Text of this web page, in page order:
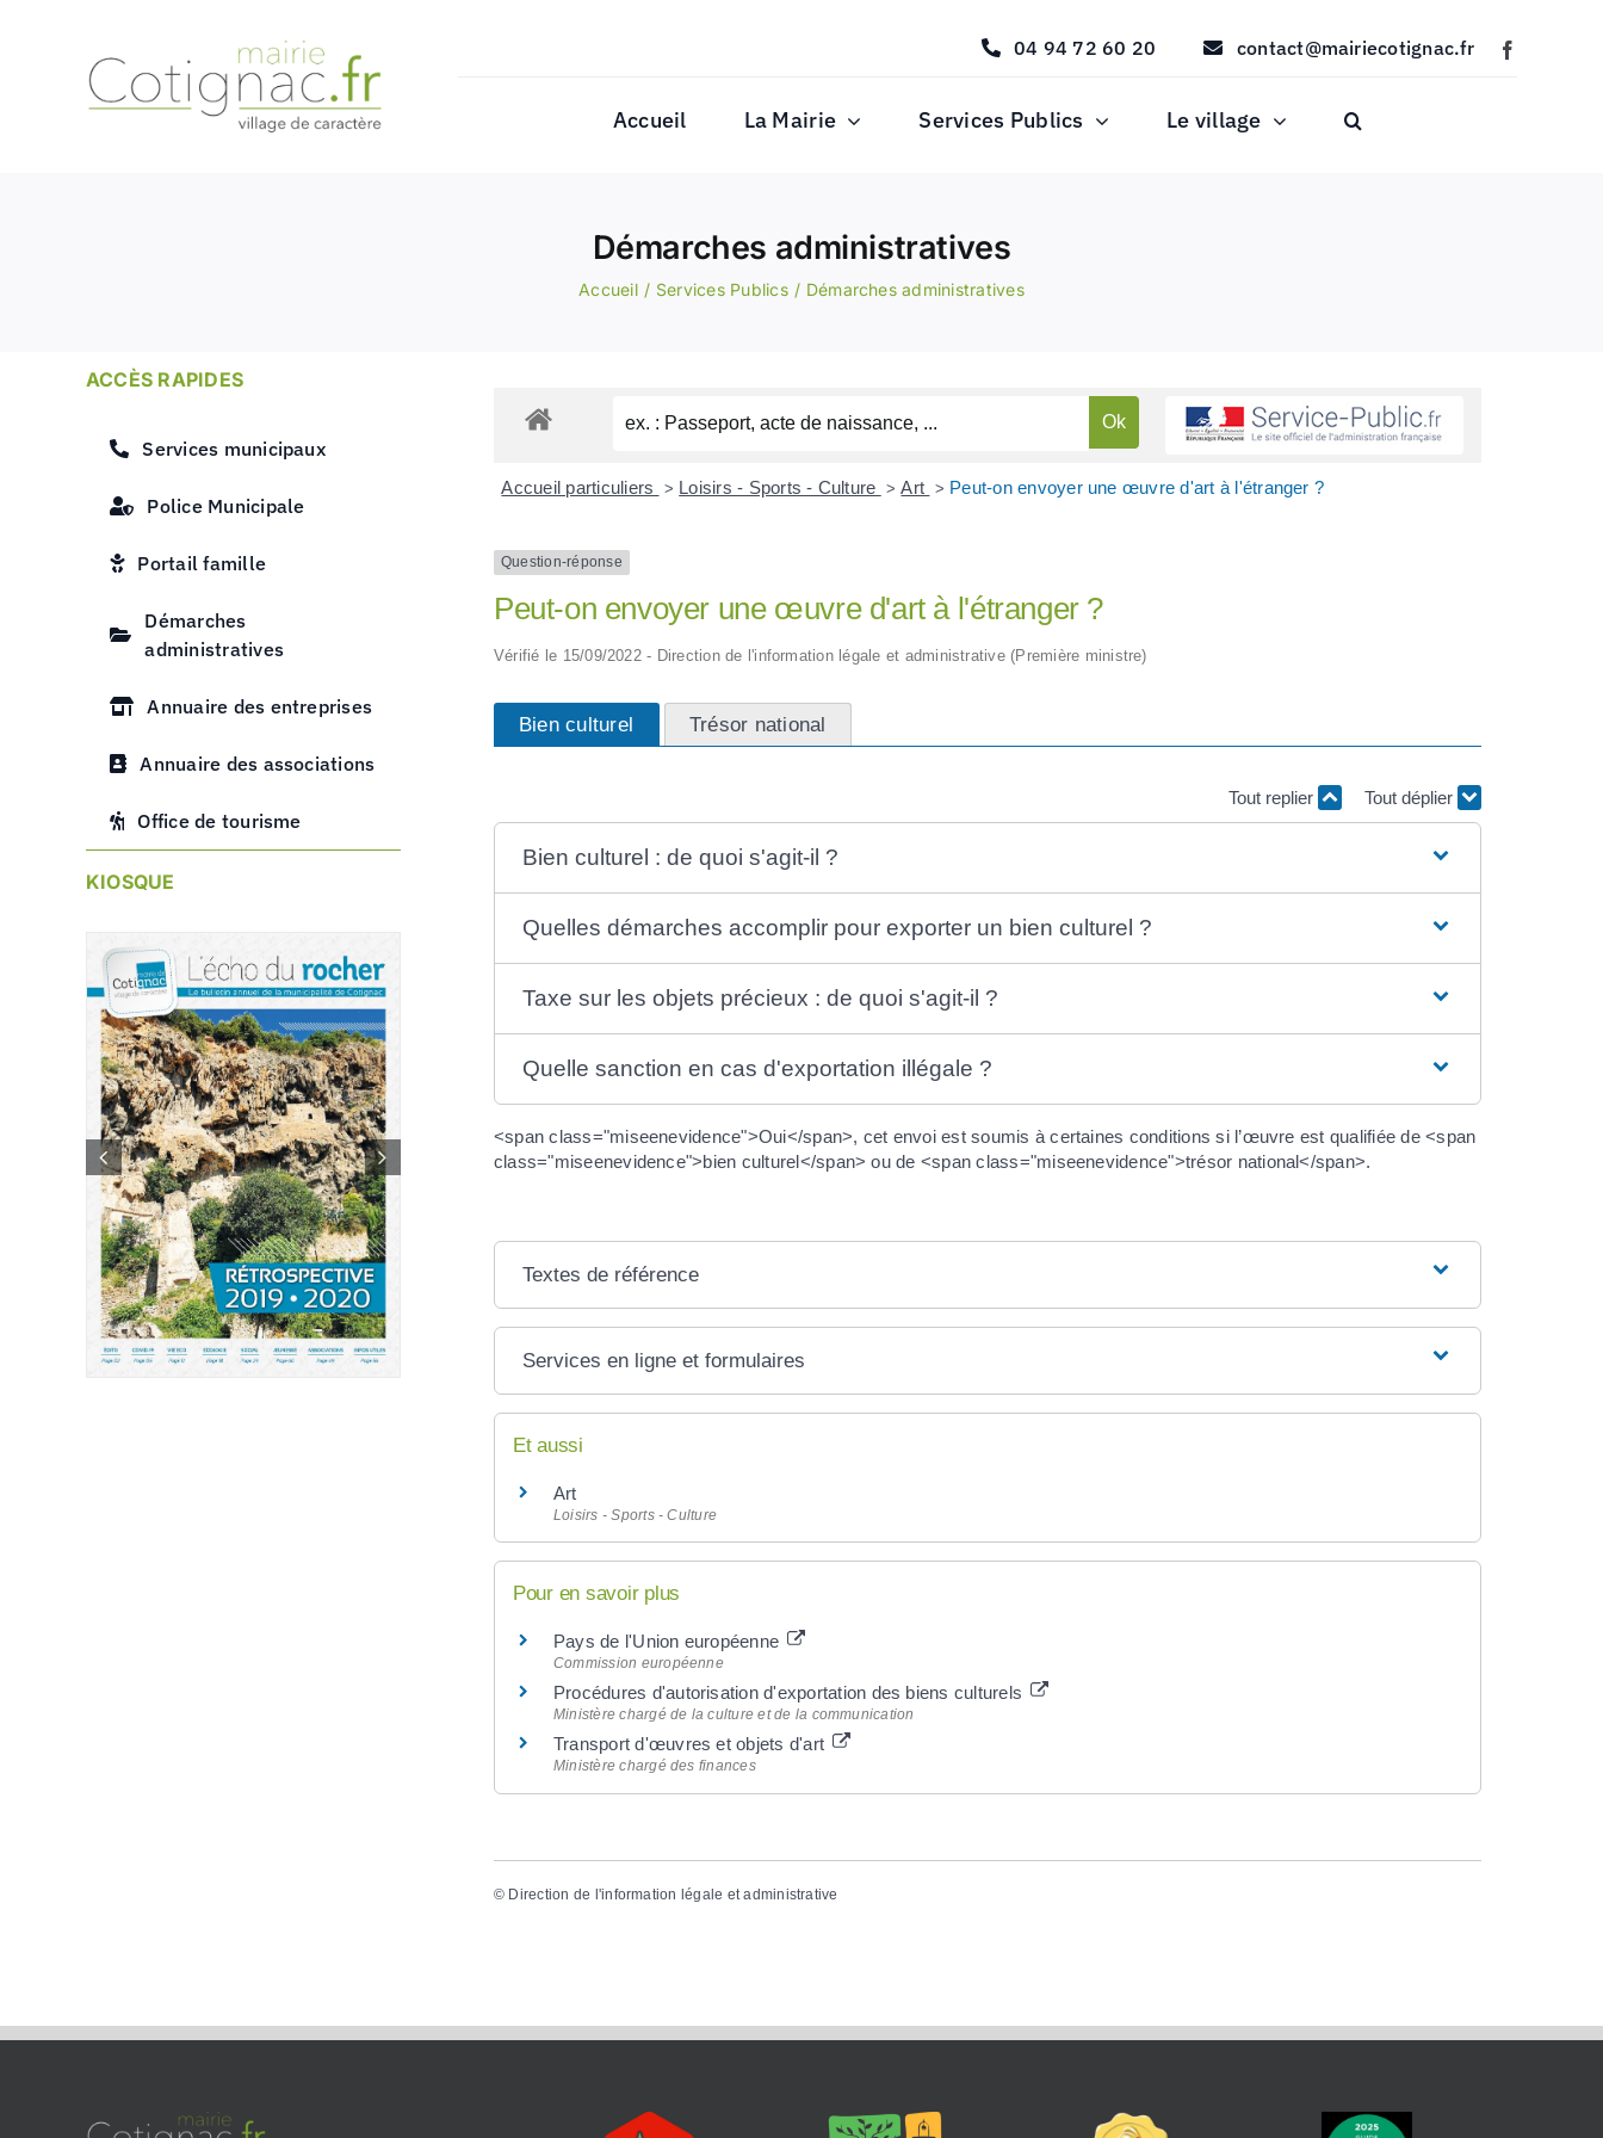
04 94 72 60 20 contact@mairiecotignac.fr
Accueil La Mairie Services Publics Le village
Démarches administratives
Accueil Services Publics Démarches administratives
ACCÈS RAPIDES
Services municipaux
Police Municipale
Portail famille
Démarches
administratives
Annuaire des entreprises
Annuaire des associations
Office de tourisme
KIOSQUE
Accueil particuliers > Loisirs - Sports - Culture > Art > Peut-on envoyer une œuvre d'art à l'étranger ?
Question-réponse
Peut-on envoyer une œuvre d'art à l'étranger ?
Vérifié le 15/09/2022 - Direction de l'information légale et administrative (Première ministre)
Bien culturel Trésor national
Tout replier Tout déplier
Bien culturel : de quoi s'agit-il ?
Quelles démarches accomplir pour exporter un bien culturel ?
Taxe sur les objets précieux : de quoi s'agit-il ?
Quelle sanction en cas d'exportation illégale ?
<span class="miseenevidence">Oui</span>, cet envoi est soumis à certaines conditions si l’œuvre est qualifiée de <span
class="miseenevidence">bien culturel</span> ou de <span class="miseenevidence">trésor national</span>.
Textes de référence
Services en ligne et formulaires
Et aussi
Art
Loisirs - Sports - Culture
Pour en savoir plus
Pays de l'Union européenne
Commission européenne
Procédures d'autorisation d'exportation des biens culturels
Ministère chargé de la culture et de la communication
Transport d'œuvres et objets d'art
Ministère chargé des finances
© Direction de l'information légale et administrative